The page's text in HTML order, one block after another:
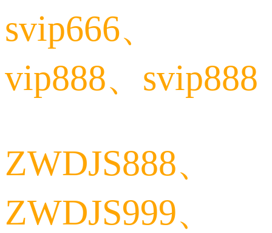
svip666、
vip888、svip888
ZWDJS888、
ZWDJS999、